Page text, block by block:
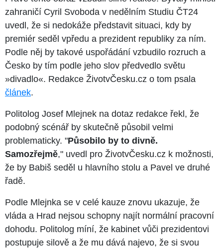
zahraničí Cyril Svoboda v nedělním Studiu ČT24
uvedl, že si nedokáže představit situaci, kdy by
premiér seděl vpředu a prezident republiky za ním.
Podle něj by takové uspořádání vzbudilo rozruch a
Česko by tím podle jeho slov předvedlo světu
»divadlo«. Redakce ŽivotvČesku.cz o tom psala
článek.
Politolog Josef Mlejnek na dotaz redakce řekl, že
podobný scénář by skutečně působil velmi
problematicky. "Působilo by to divně.
Samozřejmě," uvedl pro ŽivotvČesku.cz k možnosti,
že by Babiš seděl u hlavního stolu a Pavel ve druhé
řadě.
Podle Mlejnka se v celé kauze znovu ukazuje, že
vláda a Hrad nejsou schopny najít normální pracovní
dohodu. Politolog míní, že kabinet vůči prezidentovi
postupuje silově a že mu dává najevo, že si svou